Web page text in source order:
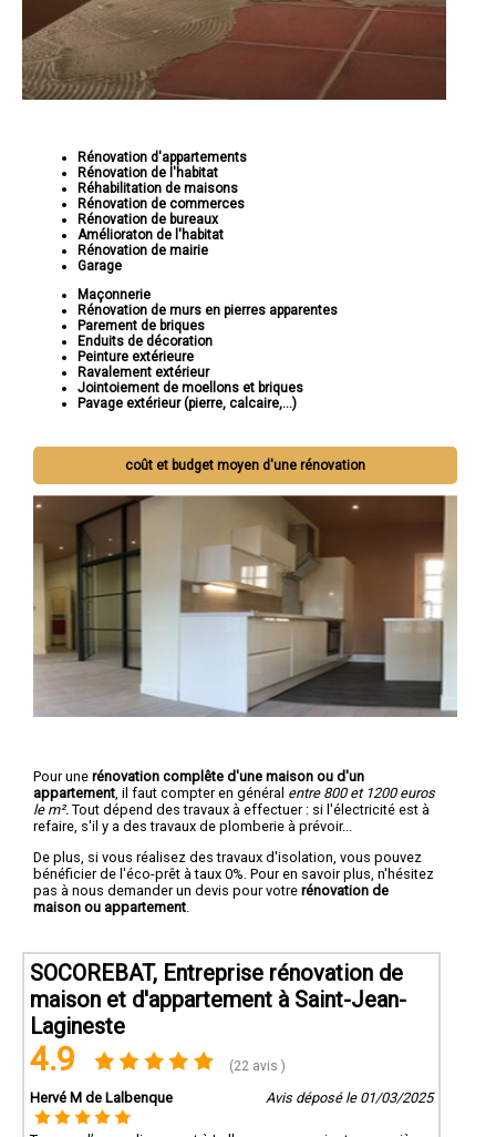
Rénovation d'appartements
Rénovation de l'habitat
Réhabilitation de maisons
Rénovation de commerces
Rénovation de bureaux
Amélioraton de l'habitat
Rénovation de mairie
Garage
Maçonnerie
Rénovation de murs en pierres apparentes
Parement de briques
Enduits de décoration
Peinture extérieure
Ravalement extérieur
Jointoiement de moellons et briques
Pavage extérieur (pierre, calcaire,...)
coût et budget moyen d'une rénovation
Pour une rénovation complête d'une maison ou d'un
appartement , il faut compter en général entre 800 et 1200 euros
le m². Tout dépend des travaux à effectuer : si l'électricité est à
refaire, s'il y a des travaux de plomberie à prévoir...
De plus, si vous réalisez des travaux d'isolation, vous pouvez
bénéficier de l'éco-prêt à taux 0%. Pour en savoir plus, n'hésitez
pas à nous demander un devis pour votre rénovation de
maison ou appartement
SOCOREBAT, Entreprise rénovation de
maison et d'appartement à Saint-Jean-
Lagineste
4.9 (22 avis )
Hervé M de Lalbenque Avis déposé le 01/03/2025